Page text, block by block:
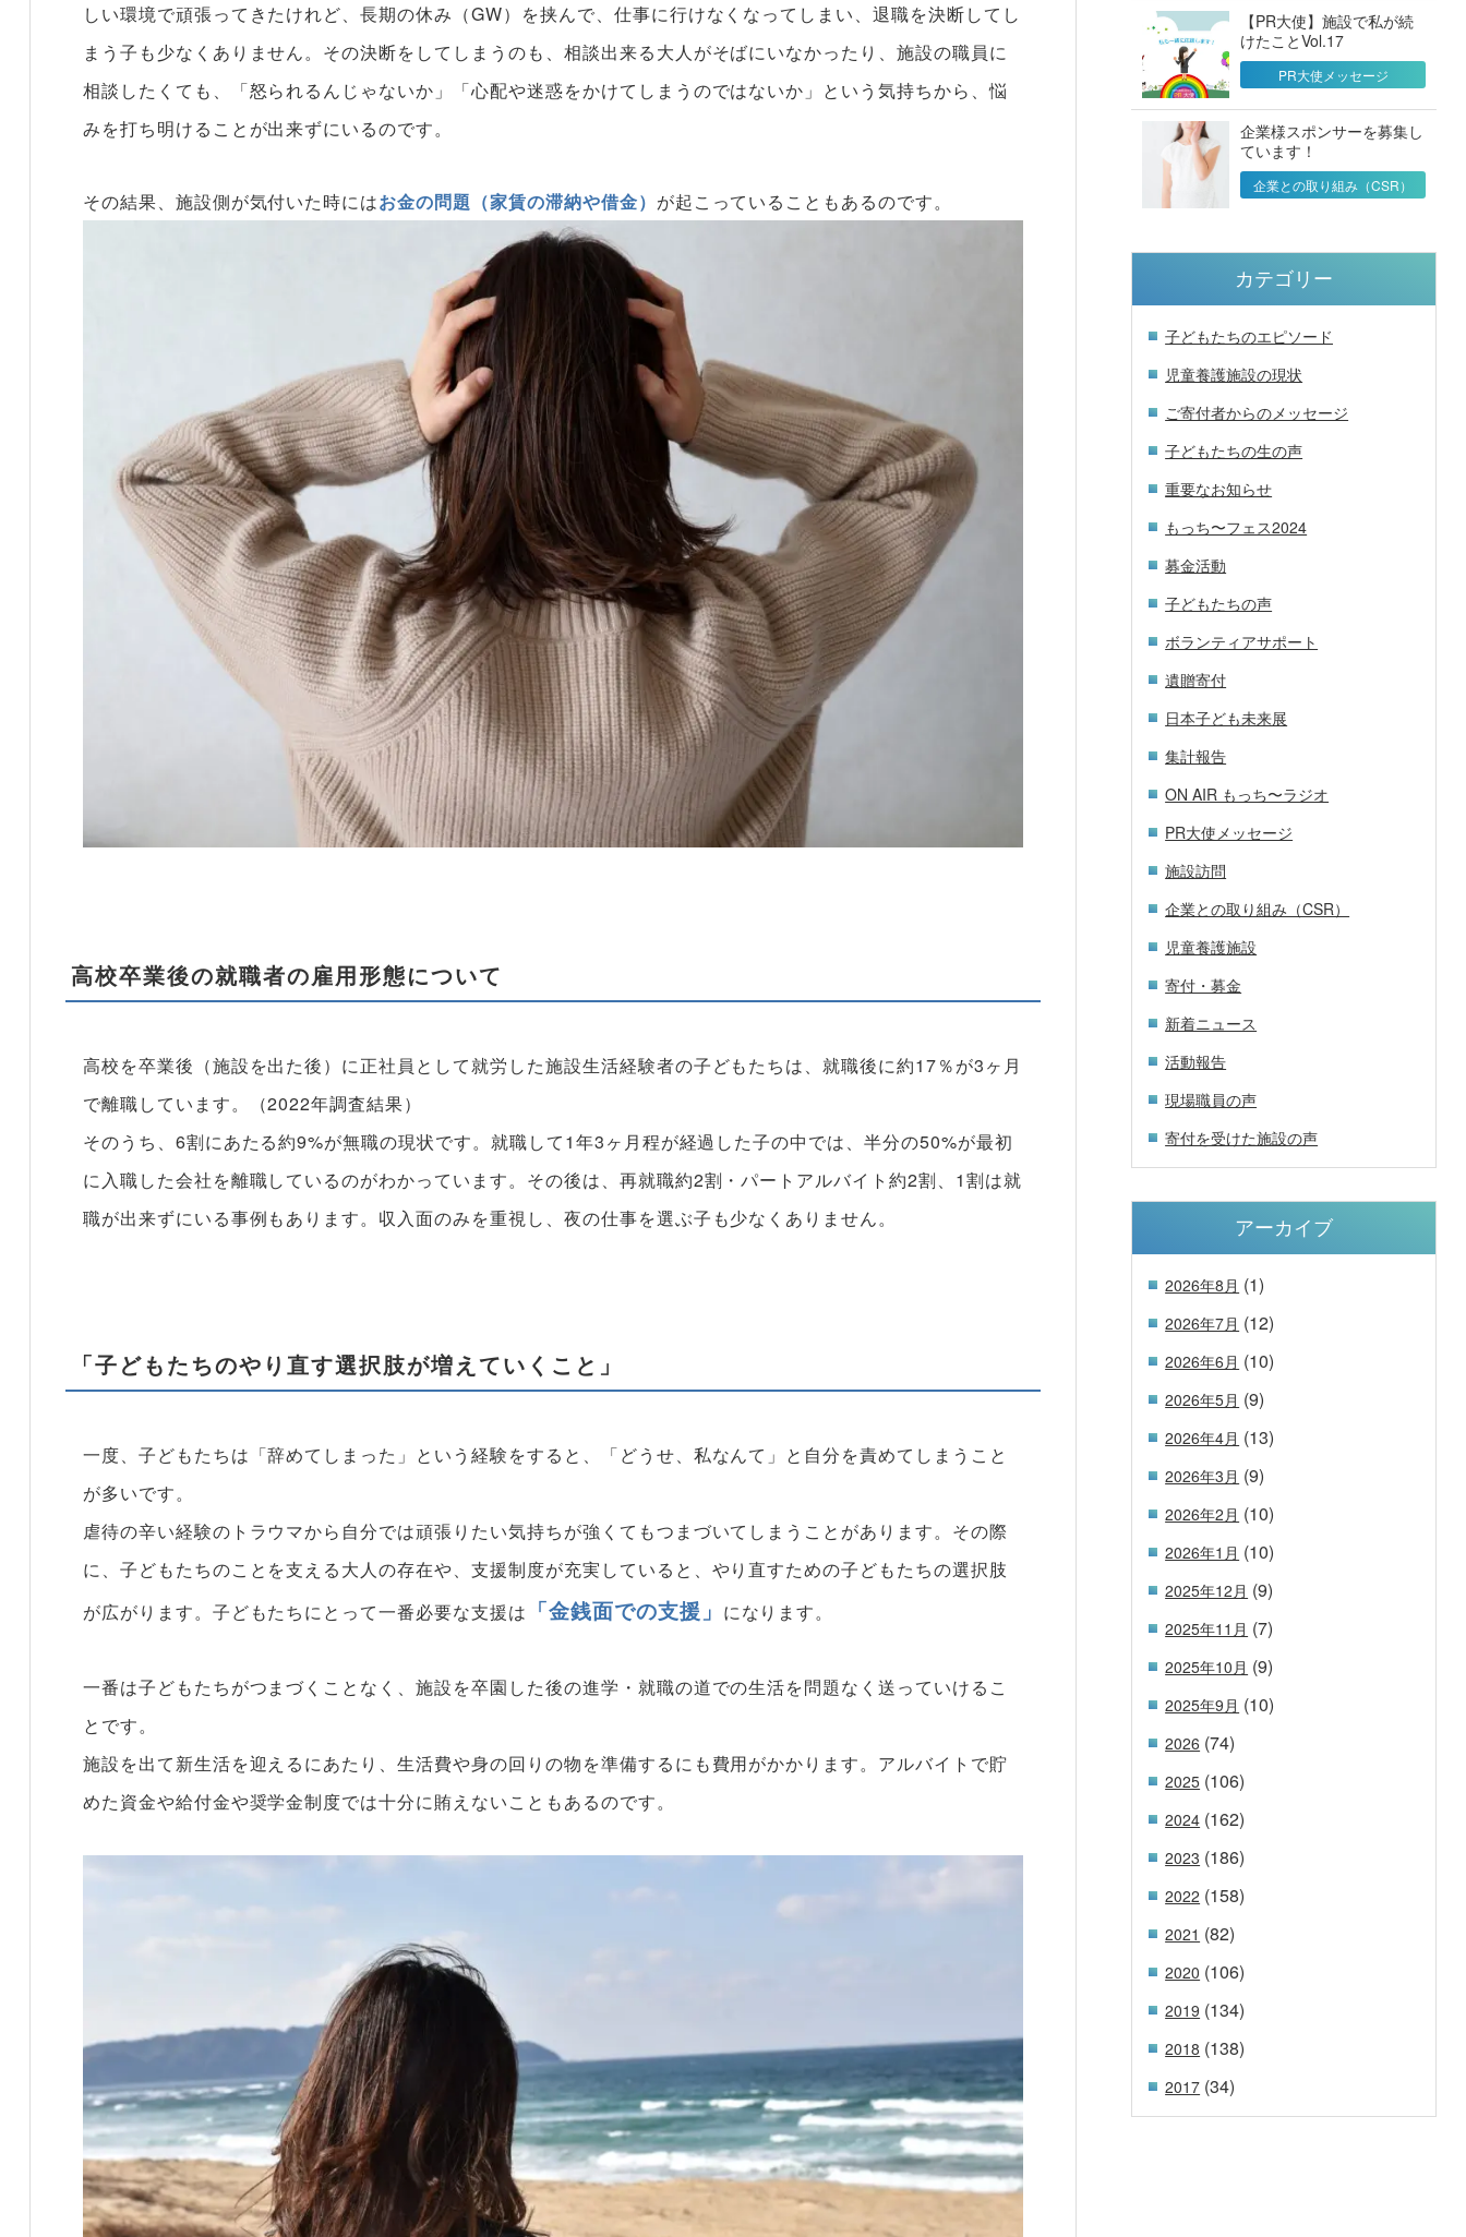
しい環境で頑張ってきたけれど、長期の休み（GW）を挟んで、仕事に行けなくなってしまい、退職を決断してし
まう子も少なくありません。その決断をしてしまうのも、相談出来る大人がそばにいなかったり、施設の職員に
相談したくても、「怒られるんじゃないか」「心配や迷惑をかけてしまうのではないか」という気持ちから、悩
みを打ち明けることが出来ずにいるのです。
その結果、施設側が気付いた時にはお金の問題（家賃の滞納や借金） が起こっていることもあるのです。
高校卒業後の就職者の雇用形態について
高校を卒業後（施設を出た後）に正社員として就労した施設生活経験者の子どもたちは、就職後に約17％が3ヶ月
で離職しています。（2022年調査結果）
そのうち、6割にあたる約9%が無職の現状です。就職して1年3ヶ月程が経過した子の中では、半分の50%が最初
に入職した会社を離職しているのがわかっています。その後は、再就職約2割・パートアルバイト約2割、1割は就
職が出来ずにいる事例もあります。収入面のみを重視し、夜の仕事を選ぶ子も少なくありません。
「子どもたちのやり直す選択肢が増えていくこと」
一度、子どもたちは「辞めてしまった」という経験をすると、「どうせ、私なんて」と自分を責めてしまうこと
が多いです。
虐待の辛い経験のトラウマから自分では頑張りたい気持ちが強くてもつまづいてしまうことがあります。その際
に、子どもたちのことを支える大人の存在や、支援制度が充実していると、やり直すための子どもたちの選択肢
が広がります。子どもたちにとって一番必要な支援は 「金銭面での支援」 になります。
一番は子どもたちがつまづくことなく、施設を卒園した後の進学・就職の道での生活を問題なく送っていけるこ
とです。
施設を出て新生活を迎えるにあたり、生活費や身の回りの物を準備するにも費用がかかります。アルバイトで貯
めた資金や給付金や奨学金制度では十分に賄えないこともあるのです。
【PR大使】施設で私が続
けたことVol.17
PR大使メッセージ
企業様スポンサーを募集し
ています！
企業との取り組み（CSR）
カテゴリー
子どもたちのエピソード
児童養護施設の現状
ご寄付者からのメッセージ
子どもたちの生の声
重要なお知らせ
もっち〜フェス2024
募金活動
子どもたちの声
ボランティアサポート
遺贈寄付
日本子ども未来展
集計報告
ON AIR もっち〜ラジオ
PR大使メッセージ
施設訪問
企業との取り組み（CSR）
児童養護施設
寄付・募金
新着ニュース
活動報告
現場職員の声
寄付を受けた施設の声
アーカイブ
2026年8月 (1)
2026年7月 (12)
2026年6月 (10)
2026年5月 (9)
2026年4月 (13)
2026年3月 (9)
2026年2月 (10)
2026年1月 (10)
2025年12月 (9)
2025年11月 (7)
2025年10月 (9)
2025年9月 (10)
2026 (74)
2025 (106)
2024 (162)
2023 (186)
2022 (158)
2021 (82)
2020 (106)
2019 (134)
2018 (138)
2017 (34)